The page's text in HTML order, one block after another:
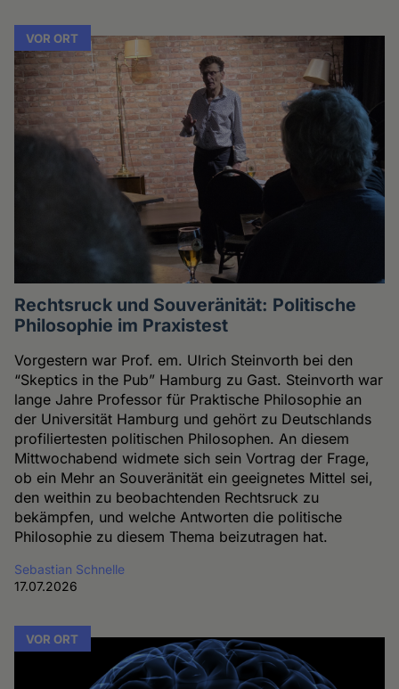
VOR ORT
Rechtsruck und Souveränität: Politische
Philosophie im Praxistest
Vorgestern war Prof. em. Ulrich Steinvorth bei den
“Skeptics in the Pub” Hamburg zu Gast. Steinvorth war
lange Jahre Professor für Praktische Philosophie an
der Universität Hamburg und gehört zu Deutschlands
profiliertesten politischen Philosophen. An diesem
Mittwochabend widmete sich sein Vortrag der Frage,
ob ein Mehr an Souveränität ein geeignetes Mittel sei,
den weithin zu beobachtenden Rechtsruck zu
bekämpfen, und welche Antworten die politische
Philosophie zu diesem Thema beizutragen hat.
Sebastian Schnelle
17.07.2026
VOR ORT